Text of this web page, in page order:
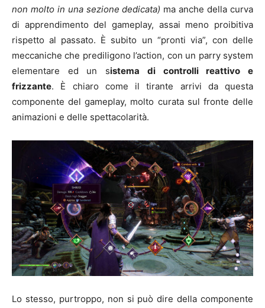
non molto in una sezione dedicata) ma anche della curva
di apprendimento del gameplay, assai meno proibitiva
rispetto al passato. È subito un “pronti via”, con delle
meccaniche che prediligono l’action, con un parry system
elementare ed un sistema di controlli reattivo e
frizzante. È chiaro come il tirante arrivi da questa
componente del gameplay, molto curata sul fronte delle
animazioni e delle spettacolarità.
Lo stesso, purtroppo, non si può dire della componente